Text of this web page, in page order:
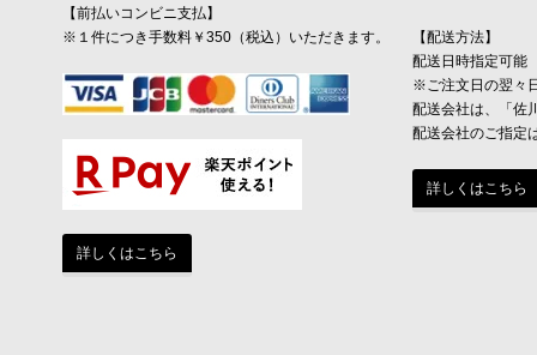
【前払いコンビニ支払】
※１件につき手数料￥350（税込）いただきます。
詳しくはこちら
【配送方法】
配送日時指定可能
※ご注文日の翌々
配送会社は、「佐
配送会社のご指定
詳しくはこちら